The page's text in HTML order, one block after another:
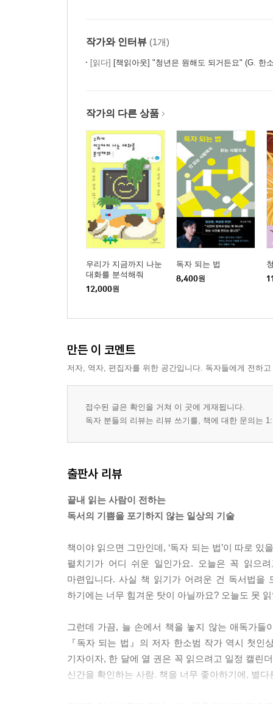
작가와 인터뷰 (1개)
[읽다] [책읽아웃] "청년은 원해도 되거든요" (G. 한
작가의 다른 상품
우리가 지금까지 나눈
대화를 분석해줘
12,000원
독자 되는 법
8,400원
만든 이 코멘트
저자, 역자, 편집자를 위한 공간입니다. 독자들에게 전하
접수된 글은 확인을 거쳐 이 곳에 게재됩니다.
독자 분들의 리뷰는 리뷰 쓰기를, 책에 대한 문의는
출판사 리뷰
끝내 읽는 사람이 전하는
독서의 기쁨을 포기하지 않는 일상의 기술
책이야 읽으면 그만인데, ‘독자 되는 법’이 따로
펼치기가 어디 쉬운 일인가요. 오늘은 꼭 읽으
마련입니다. 사실 책 읽기가 어려운 건 독서법을
하기에는 너무 힘겨운 탓이 아닐까요? 오늘도 못
그런데 가끔, 늘 손에서 책을 놓지 않는 애독가
『독자 되는 법』의 저자 한소범 작가 역시 첫
기자이자, 한 달에 열 권은 꼭 읽으려고 일정 캘린
신간을 확인하는 사람. 책을 너무 좋아하기에, 별